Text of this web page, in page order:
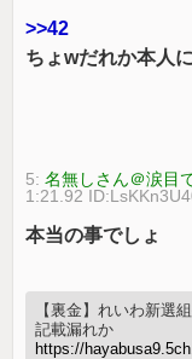
>>42
ちょwだれか本人
5:名無しさん＠涙目
1:21.92
本当の事でしょ
【裏金】れいわ新
記載漏れか
https://